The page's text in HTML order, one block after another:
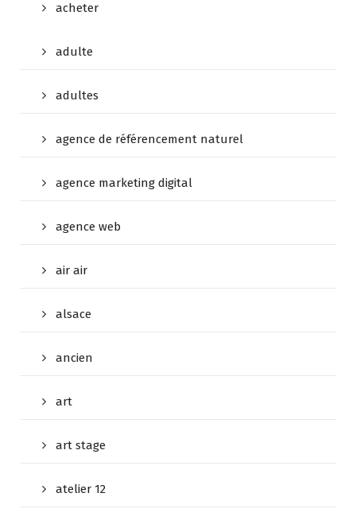
acheter
adulte
adultes
agence de référencement naturel
agence marketing digital
agence web
air air
alsace
ancien
art
art stage
atelier 12